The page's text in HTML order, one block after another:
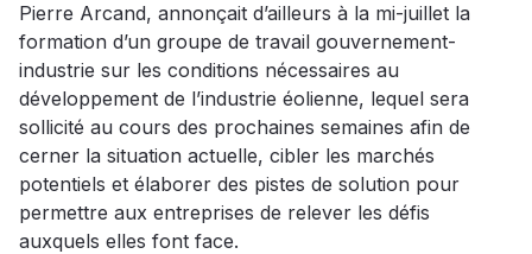
Pierre Arcand, annonçait d’ailleurs à la mi-juillet la
formation d’un groupe de travail gouvernement-
industrie sur les conditions nécessaires au
développement de l’industrie éolienne, lequel sera
sollicité au cours des prochaines semaines afin de
cerner la situation actuelle, cibler les marchés
potentiels et élaborer des pistes de solution pour
permettre aux entreprises de relever les défis
auxquels elles font face.